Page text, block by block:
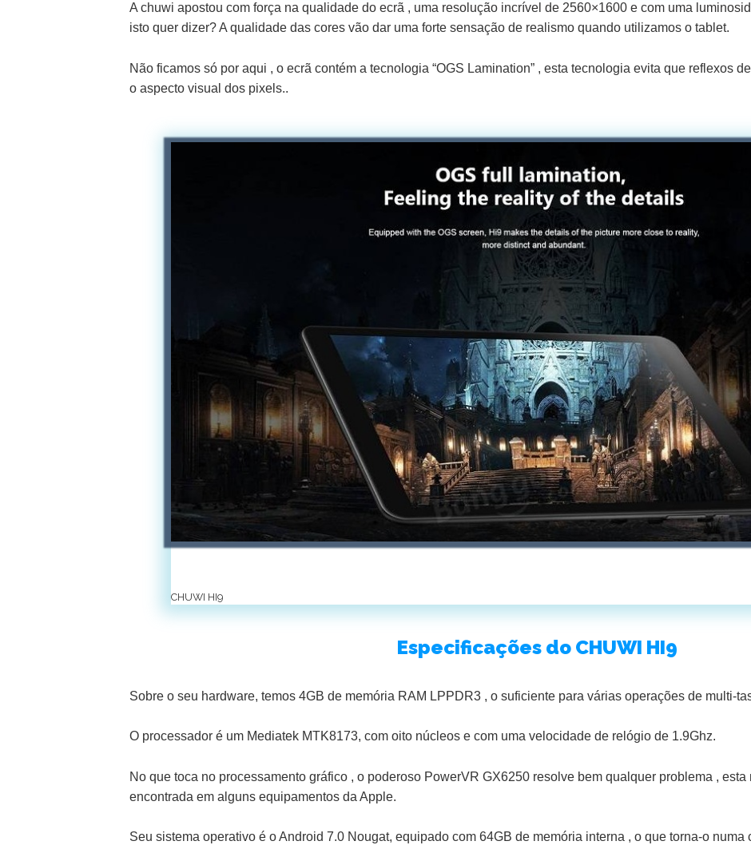
A chuwi apostou com força na qualidade do ecrã , uma resolução incrível de 2560×1600 e com uma
isto quer dizer? A qualidade das cores vão dar uma forte sensação de realismo quando utilizamos o tablet.
Não ficamos só por aqui , o ecrã contém a tecnologia “OGS Lamination” , esta tecnologia evita que reflexos
o aspecto visual dos pixels..
CHUWI HI9
Especificações do CHUWI HI9
Sobre o seu hardware, temos 4GB de memória RAM LPPDR3 , o suficiente para várias operações de multi-
O processador é um Mediatek MTK8173, com oito núcleos e com uma velocidade de relógio de 1.9Ghz.
No que toca no processamento gráfico , o poderoso PowerVR GX6250 resolve bem qualquer problema ,
encontrada em alguns equipamentos da Apple.
Seu sistema operativo é o Android 7.0 Nougat, equipado com 64GB de memória interna , o que torna-o